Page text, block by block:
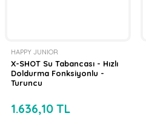
HAPPY JUNIOR
X-SHOT Su Tabancası - Hızlı
Doldurma Fonksiyonlu -
Turuncu
1.636,10 TL